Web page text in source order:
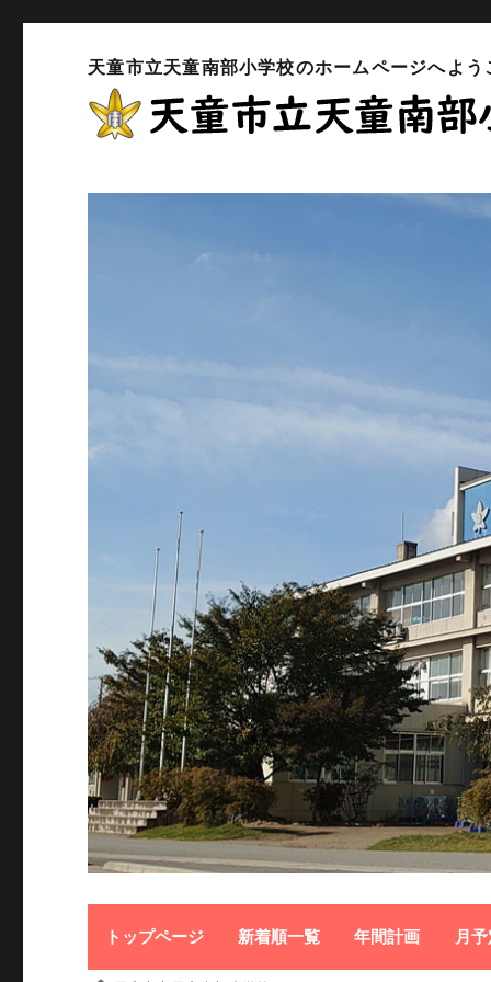
天童市立天童南部小学校のホームページへよう
トップページ 新着順一覧 年間計画 月